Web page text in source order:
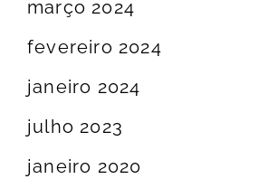
março 2024
fevereiro 2024
janeiro 2024
julho 2023
janeiro 2020